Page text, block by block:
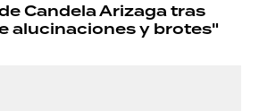
Candela Arizaga tras
alucinaciones y brotes"